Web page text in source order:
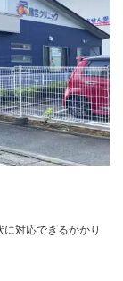
対応できるかかり